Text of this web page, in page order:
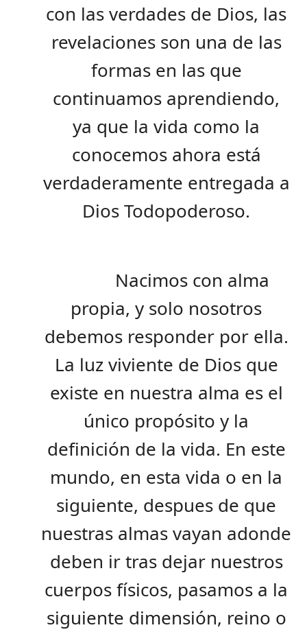
con las verdades de Dios, las
revelaciones son una de las
formas en las que
continuamos aprendiendo,
ya que la vida como la
conocemos ahora está
verdaderamente entregada a
Dios Todopoderoso.
Nacimos con alma
propia, y solo nosotros
debemos responder por ella.
La luz viviente de Dios que
existe en nuestra alma es el
único propósito y la
definición de la vida. En este
mundo, en esta vida o en la
siguiente, despues de que
nuestras almas vayan adonde
deben ir tras dejar nuestros
cuerpos físicos, pasamos a la
siguiente dimensión, reino o